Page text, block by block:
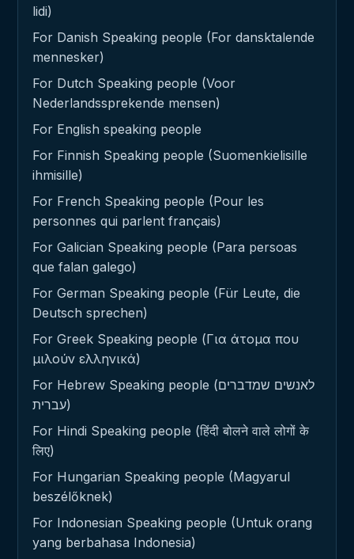
lidi)
For Danish Speaking people (For dansktalende
mennesker)
For Dutch Speaking people (Voor
Nederlandssprekende mensen)
For English speaking people
For Finnish Speaking people (Suomenkielisille
ihmisille)
For French Speaking people (Pour les
personnes qui parlent français)
For Galician Speaking people (Para persoas
que falan galego)
For German Speaking people (Für Leute, die
Deutsch sprechen)
For Greek Speaking people (Για άτομα που
μιλούν ελληνικά)
For Hebrew Speaking people (לאנשים שמדברים
עברית)
For Hindi Speaking people (हिंदी बोलने वाले लोगों के
लिए)
For Hungarian Speaking people (Magyarul
beszélőknek)
For Indonesian Speaking people (Untuk orang
yang berbahasa Indonesia)